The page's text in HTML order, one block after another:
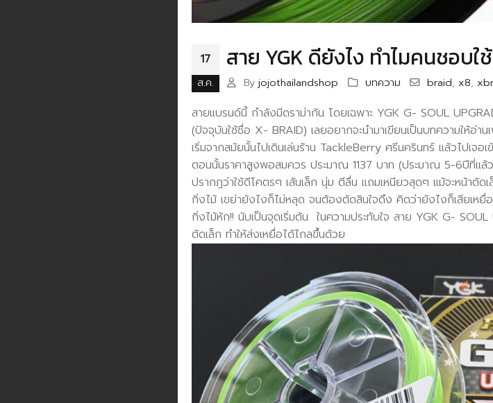
17
ส.ค.
สาย YGK ดียังไง ทำไมคนชอบ
By jojothailandshop บทความ braid, x8,
สายแบรนด์นี้ กำลังมีดราม่ากัน โดยเฉพาะ YGK G- SOUL
(ปัจจุบันใช้ชื่อ X- BRAID) เลยอยากจะนำมาเขียนเป็นบทความให้อ่าน
เริ่มจากสมัยนั้นไปเดินเล่นร้าน TackleBerry ศรีนครินทร์ แล้วไปเจ
ตอนนั้นราคาสูงพอสมควร ประมาณ 1137 บาท (ประมาณ 5-6ปีที่แล้
ปรากฎว่าใช้ดีโคตรๆ เส้นเล็ก นุ่ม ตีลื่น แถมเหนียวสุดๆ แม้จะหน้าตั
กิ่งไม้ เขย่ายังไงก็ไม่หลุด จนต้องตัดสินใจดึง คิดว่ายังไงก็เสียเหยื่
กิ่งไม้หัก!! นับเป็นจุดเริ่มต้น ในความประทับใจ สาย YGK G-
ตัดเล็ก ทำให้ส่งเหยื่อได้ไกลขึ้นด้วย